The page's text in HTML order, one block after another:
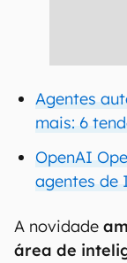
Agentes
mais: 6
OpenAI
agentes de
A novidade
área de